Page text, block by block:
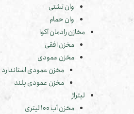
وان تشتی
وان حمام
مخازن رادمان آکوا
مخزن افقی
مخزن عمودی
مخزن عمودی استاندارد
مخزن عمودی بلند
لیتراژ
مخزن آب 100 لیتری